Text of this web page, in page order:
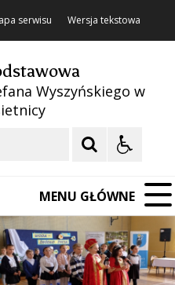
serwisu Wersja tekstowa
Wyszyńskiego w
MENU GŁÓWNE